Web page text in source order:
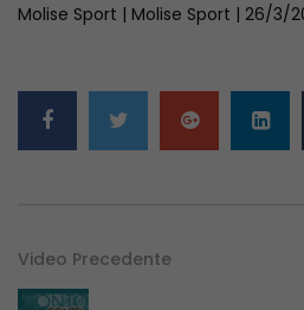
Molise Sport | Molise Sport | 26/3/
Video Precedente